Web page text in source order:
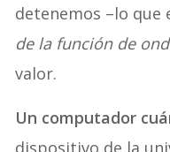
detenemos –lo que
de la función de
valor.
Un computador
dispositivo de la